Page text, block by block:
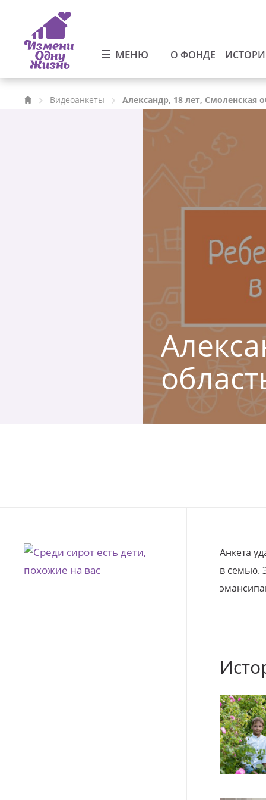
МЕНЮ О ФОНДЕ
Видеоанкеты Александр, 18 лет, Смоленская
Анкета
в семью.